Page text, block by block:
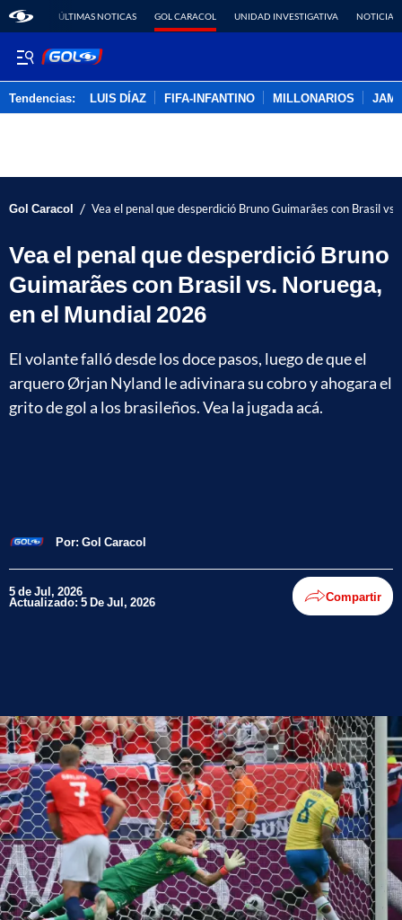
ÚLTIMAS NOTICAS GOL CARACOL UNIDAD INVESTIGATIVA NOTICIAS
Tendencias: LUIS DÍAZ FIFA-INFANTINO MILLONARIOS
Gol Caracol / Vea el penal que desperdició Bruno Guimarães con Brasil
Vea el penal que desperdició Bruno
Guimarães con Brasil vs. Noruega,
en el Mundial 2026
El volante falló desde los doce pasos, luego de que el
arquero Ørjan Nyland le adivinara su cobro y ahogara el
grito de gol a los brasileños. Vea la jugada acá.
Por: Gol Caracol
5 de Jul, 2026
Actualizado: 5 De Jul, 2026 Compartir